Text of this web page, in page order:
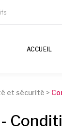
ACCUEIL
et sécurité >